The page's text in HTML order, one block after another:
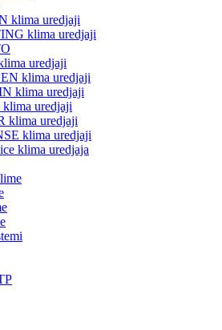
klima uredjaji
klima uredjaji
uredjaji
klima uredjaji
klima uredjaji
uredjaji
klima uredjaji
klima uredjaji
klima uredjaja